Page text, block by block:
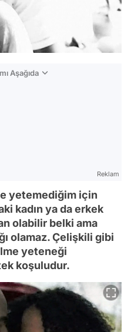
Aşağıda
Reklam
yetemediğim için
kadın ya da erkek
olabilir belki ama
olamaz. Çelişkili gibi
yeteneği
koşuludur.